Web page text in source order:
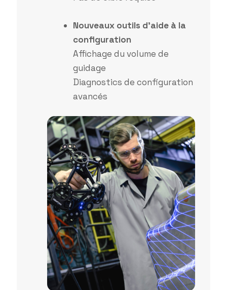
Nouveaux outils d’aide à la
configuration
Affichage du volume de
guidage
Diagnostics de configuration
avancés